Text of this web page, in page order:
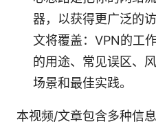
器，以获得更广泛的
文将覆盖：VPN的工
的用途、常见误区、
场景和最佳实践。
本视频/文章包含多种信